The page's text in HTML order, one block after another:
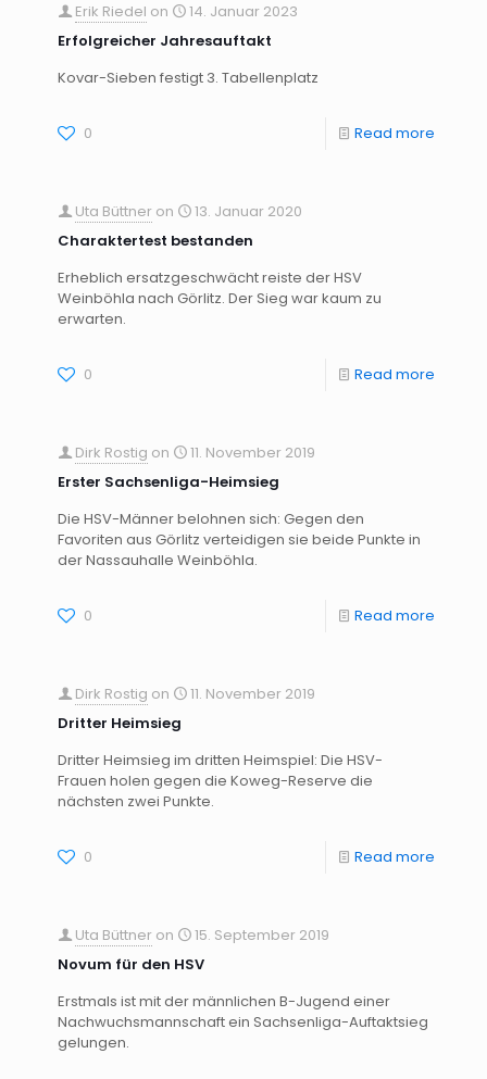
Erik Riedel on
14. Januar 2023
Erfolgreicher Jahresauftakt
Kovar-Sieben festigt 3. Tabellenplatz
0 Read more
Uta Büttner on
13. Januar 2020
Charaktertest bestanden
Erheblich ersatzgeschwächt reiste der HSV
Weinböhla nach Görlitz. Der Sieg war kaum zu
erwarten.
0 Read more
Dirk Rostig on
11. November 2019
Erster Sachsenliga-Heimsieg
Die HSV-Männer belohnen sich: Gegen den
Favoriten aus Görlitz verteidigen sie beide Punkte in
der Nassauhalle Weinböhla.
0 Read more
Dirk Rostig on
11. November 2019
Dritter Heimsieg
Dritter Heimsieg im dritten Heimspiel: Die HSV-
Frauen holen gegen die Koweg-Reserve die
nächsten zwei Punkte.
0 Read more
Uta Büttner on
15. September 2019
Novum für den HSV
Erstmals ist mit der männlichen B-Jugend einer
Nachwuchsmannschaft ein Sachsenliga-Auftaktsieg
gelungen.